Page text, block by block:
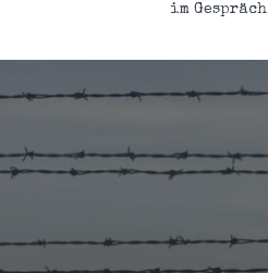
im Gespräch